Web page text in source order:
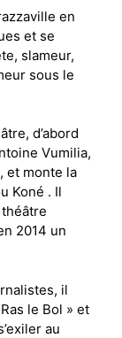
en
et se
slameur,
sous le
d’abord
Vumilia,
et monte la
Koné . Il
2014 un
il
le Bol » et
au